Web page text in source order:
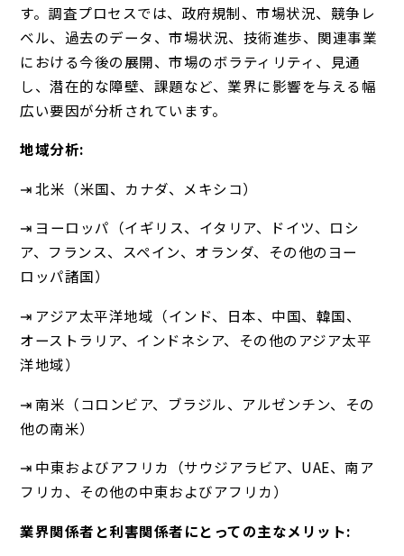
す。調査プロセスでは、政府規制、市場状況、競争レ
ベル、過去のデータ、市場状況、技術進歩、関連事業
における今後の展開、市場のボラティリティ、見通
し、潜在的な障壁、課題など、業界に影響を与える幅
広い要因が分析されています。
地域分析:
⇥ 北米（米国、カナダ、メキシコ）
⇥ ヨーロッパ（イギリス、イタリア、ドイツ、ロシ
ア、フランス、スペイン、オランダ、その他のヨー
ロッパ諸国）
⇥ アジア太平洋地域（インド、日本、中国、韓国、
オーストラリア、インドネシア、その他のアジア太平
洋地域）
⇥ 南米（コロンビア、ブラジル、アルゼンチン、その
他の南米）
⇥ 中東およびアフリカ（サウジアラビア、UAE、南ア
フリカ、その他の中東およびアフリカ）
業界関係者と利害関係者にとっての主なメリット: